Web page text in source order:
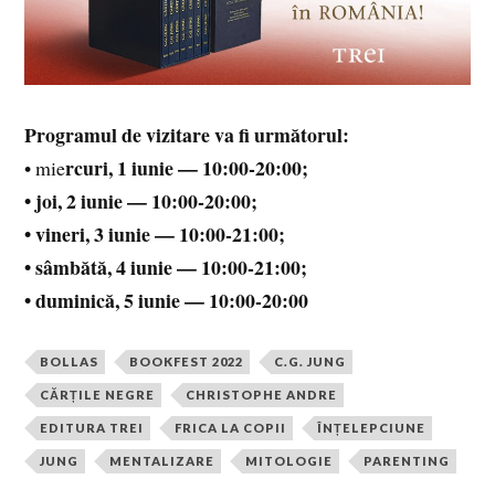
Programul de vizitare va fi următorul:
• miercuri, 1 iunie — 10:00-20:00;
• joi, 2 iunie — 10:00-20:00;
• vineri, 3 iunie — 10:00-21:00;
• sâmbătă, 4 iunie — 10:00-21:00;
• duminică, 5 iunie — 10:00-20:00
BOLLAS BOOKFEST 2022 C.G. JUNG
CĂRȚILE NEGRE CHRISTOPHE ANDRE
EDITURA TREI FRICA LA COPII ÎNȚELEPCIUNE
JUNG MENTALIZARE MITOLOGIE PARENTING